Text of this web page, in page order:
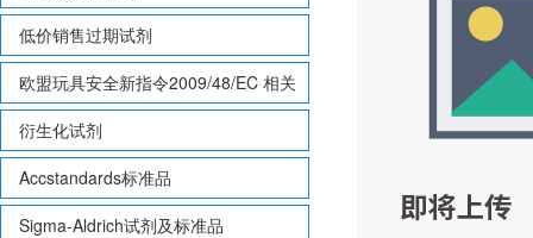
低价销售过期试剂
欧盟玩具安全新指令2009/48/EC 相关
致敏性香味剂标准品
衍生化试剂
Accstandards标准品
Sigma-Aldrich试剂及标准品